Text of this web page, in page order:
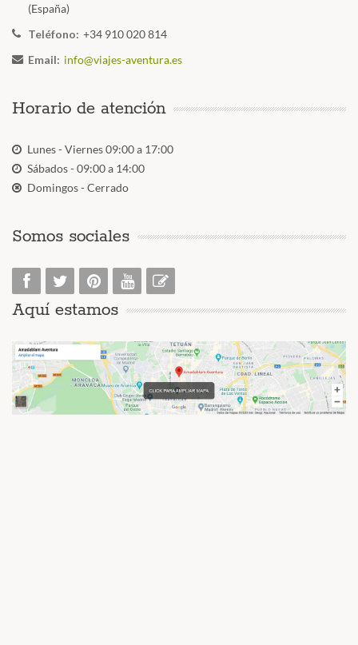
(España)
Teléfono: +34 910 020 814
Email: info@viajes-aventura.es
Horario de atención
Lunes - Viernes 09:00 a 17:00
Sábados - 09:00 a 14:00
Domingos - Cerrado
Somos sociales
Aquí estamos